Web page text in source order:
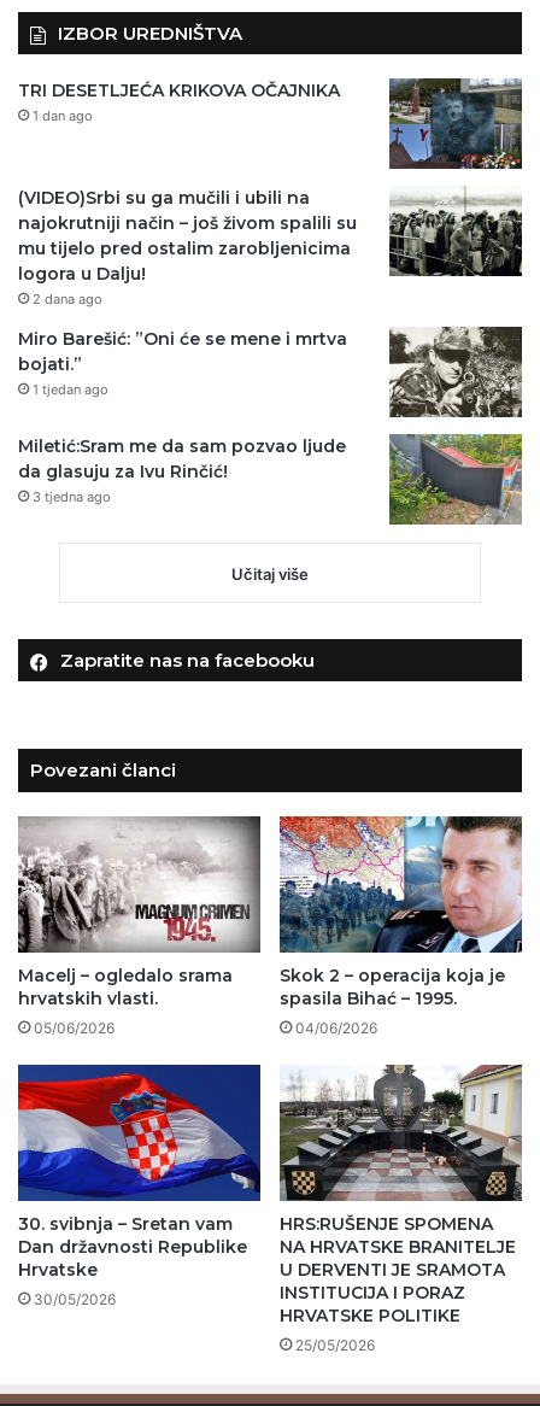
IZBOR UREDNIŠTVA
TRI DESETLJEĆA KRIKOVA OČAJNIKA
1 dan ago
(VIDEO)Srbi su ga mučili i ubili na
najokrutniji način – još živom spalili su
mu tijelo pred ostalim zarobljenicima
logora u Dalju!
2 dana ago
Miro Barešić: ”Oni će se mene i mrtva
bojati.”
1 tjedan ago
Miletić:Sram me da sam pozvao ljude
da glasuju za Ivu Rinčić!
3 tjedna ago
Učitaj više
Zapratite nas na facebooku
Povezani članci
Macelj – ogledalo srama
hrvatskih vlasti.
05/06/2026
Skok 2 – operacija koja je
spasila Bihać – 1995.
04/06/2026
30. svibnja – Sretan vam
Dan državnosti Republike
Hrvatske
30/05/2026
HRS:RUŠENJE SPOMENA
NA HRVATSKE BRANITELJE
U DERVENTI JE SRAMOTA
INSTITUCIJA I PORAZ
HRVATSKE POLITIKE
25/05/2026